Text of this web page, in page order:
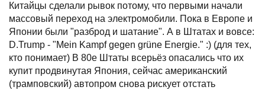
Китайцы сделали рывок потому, что первыми начали
массовый переход на электромобили. Пока в Европе и
Японии были "разброд и шатание". А в Штатах и вовсе:
D.Trump - "Mein Kampf gegen grüne Energie." :) (для тех,
кто понимает) В 80е Штаты всерьёз опасались что их
купит продвинутая Япония, сейчас американский
(трамповский) автопром снова рискует отстать